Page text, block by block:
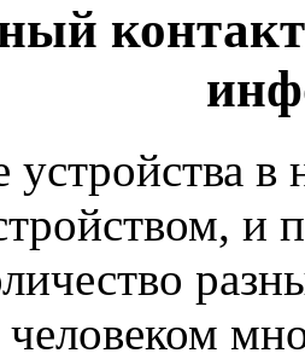
в
и
человеком